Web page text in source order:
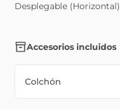
Desplegable (Horizontal)
Accesorios incluidos
Colchón